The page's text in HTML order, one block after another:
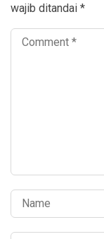
wajib ditandai *